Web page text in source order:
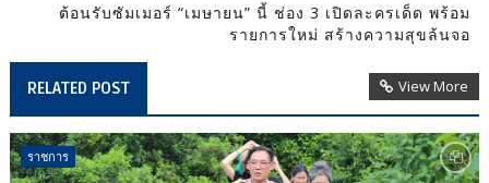
ต้อนรับซัมเมอร์ “เมษายน” นี้ ช่อง 3 เปิดละครเด็ด พร้อม
รายการใหม่ สร้างความสุขล้นจอ
RELATED POST View More
ราชการ